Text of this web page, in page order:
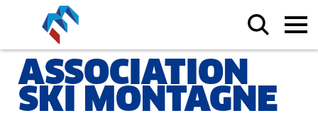
ASSOCIATION
SKI MONTAGNE